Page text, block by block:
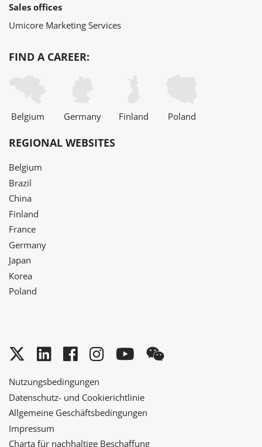
Sales offices
Umicore Marketing Services
FIND A CAREER:
Belgium Germany Finland Poland
REGIONAL WEBSITES
Belgium
Brazil
China
Finland
France
Germany
Japan
Korea
Poland
Twitter
LinkedInFacebook
Instagram
YouTube
Nutzungsbedingungen
Datenschutz- und Cookierichtlinie
Allgemeine Geschäftsbedingungen
Impressum
Charta für nachhaltige Beschaffung